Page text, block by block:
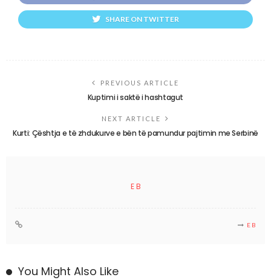
SHARE ON TWITTER
PREVIOUS ARTICLE
Kuptimi i saktë i hashtagut
NEXT ARTICLE
Kurti: Çështja e të zhdukurve e bën të pamundur pajtimin me Serbinë
E B
E B
You Might Also Like